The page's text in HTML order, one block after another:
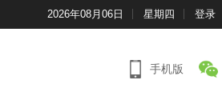
2026年08月06日 星期四 登录
手机版